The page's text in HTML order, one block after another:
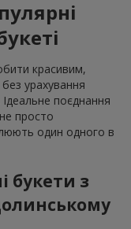
красивим,
урахування
Ідеальне поєднання
просто
один одного в
букети з